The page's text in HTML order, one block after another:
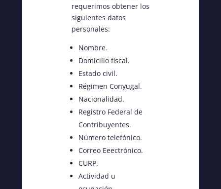
requerimos obtener los
siguientes datos
personales:
Nombre.
Domicilio fiscal.
Estado civil.
Régimen Conyugal.
Nacionalidad.
Registro Federal de
Contribuyentes.
Número telefónico.
Correo Eeectrónico.
CURP.
Actividad u